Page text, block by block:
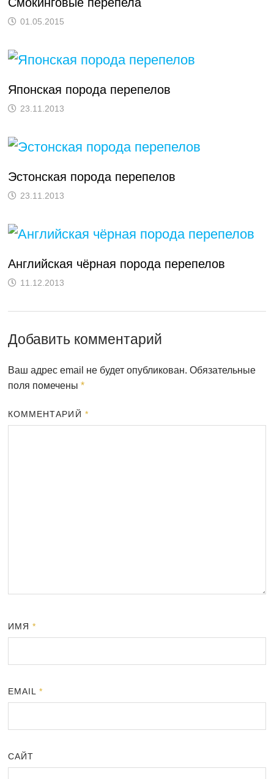
01.05.2015
Японская порода перепелов
23.11.2013
Эстонская порода перепелов
23.11.2013
Английская чёрная порода перепелов
11.12.2013
Добавить комментарий
Ваш адрес email не будет опубликован. Обязательные
поля помечены *
КОММЕНТАРИЙ *
ИМЯ*
EMAIL*
САЙТ